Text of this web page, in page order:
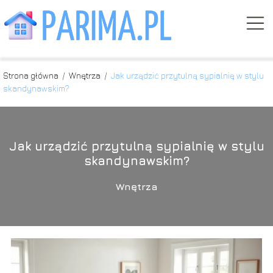
Strona główna / Wnętrza / Jak urządzić przytulną sypialnię w stylu
skandynawskim?
Jak urządzić przytulną sypialnię w stylu
skandynawskim?
Wnętrza